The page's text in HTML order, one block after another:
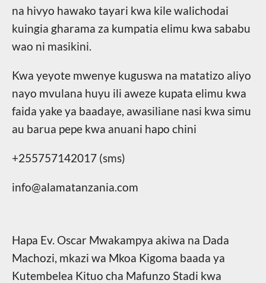
na hivyo hawako tayari kwa kile walichodai
kuingia gharama za kumpatia elimu kwa sababu
wao ni masikini.
Kwa yeyote mwenye kuguswa na matatizo aliyo
nayo mvulana huyu ili aweze kupata elimu kwa
faida yake ya baadaye, awasiliane nasi kwa simu
au barua pepe kwa anuani hapo chini
+255757142017 (sms)
info@alamatanzania.com
Hapa Ev. Oscar Mwakampya akiwa na Dada
Machozi, mkazi wa Mkoa Kigoma baada ya
Kutembelea Kituo cha Mafunzo Stadi kwa